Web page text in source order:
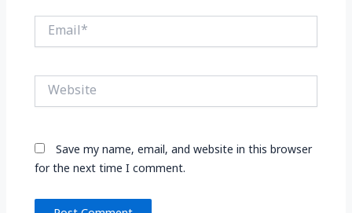
Email*
Website
Save my name, email, and website in this browser
for the next time I comment.